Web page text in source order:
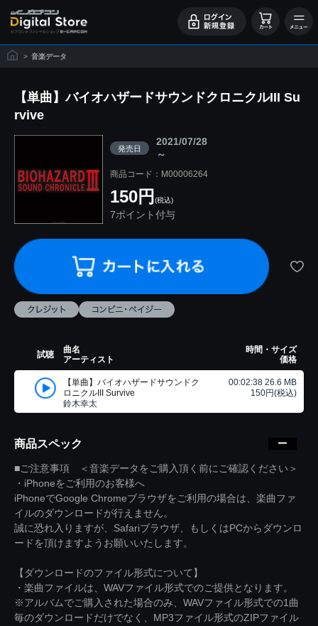
> 音楽データ
【単曲】バイオハザードサウンドクロニクルIII Su
rvive
発売日
2021/07/28
～
商品コード：M00006264
150円 (税込)
7ポイント付与
試聴
曲名
アーティスト
時間・サイズ
価格
【単曲】バイオハザードサウンドク
ロニクルIII Survive
鈴木幸太
00:02:38 26.6 MB
150円(税込)
商品スペック
■ご注意事項 ＜音楽データをご購入頂く前にご確認ください＞
・iPhoneをご利用のお客様へ
iPhoneでGoogle Chromeブラウザをご利用の場合は、楽曲ファ
イルのダウンロードが行えません。
誠に恐れ入りますが、Safariブラウザ、もしくはPCからダウンロ
ードを頂けますようお願いいたします。
【ダウンロードのファイル形式について】
・楽曲ファイルは、WAVファイル形式でのご提供となります。
※アルバムでご購入された場合のみ、WAVファイル形式での1曲
毎のダウンロードだけでなく、MP3ファイル形式のZIPファイル